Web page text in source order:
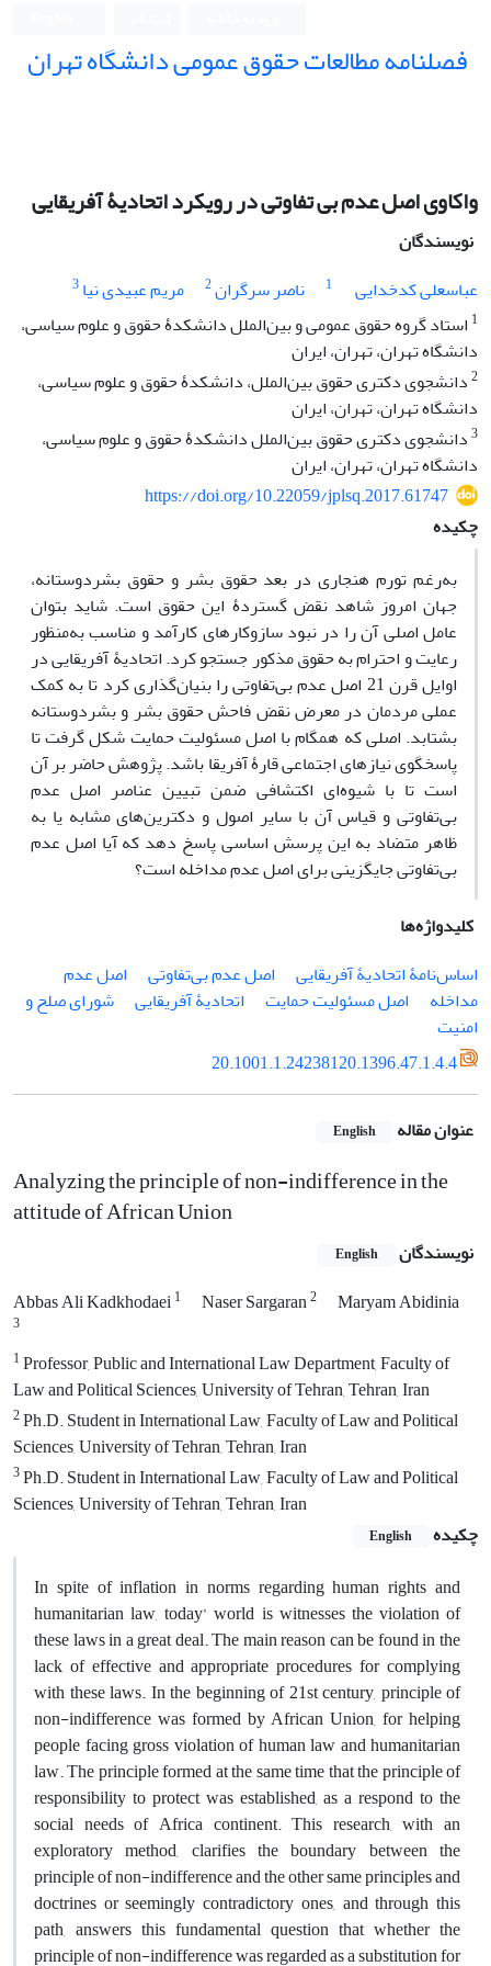
فصلنامه مطالعات حقوق عمومی دانشگاه تهران
واکاوی اصل عدم بی تفاوتی در رویکرد اتحادیۀ آفریقایی
نویسندگان
عباسعلی کدخدایی
1 ناصر سرگران2 مریم عبیدی نیا3
1 استاد گروه حقوق عمومی و بین‌الملل دانشکدۀ حقوق و علوم سیاسی،
دانشگاه تهران، تهران، ایران
2دانشجوی دکتری حقوق بین‌الملل، دانشکدۀ حقوق و علوم سیاسی،
دانشگاه تهران، تهران، ایران
3دانشجوی دکتری حقوق بین‌الملل دانشکدۀ حقوق و علوم سیاسی،
دانشگاه تهران، تهران، ایران
https://doi.org/10.22059/jplsq.2017.61747
چکیده
به‌رغم تورم هنجاری در بعد حقوق بشر و حقوق بشردوستانه،
جهان امروز شاهد نقض گستردۀ این حقوق است. شاید بتوان
عامل اصلی آن را در نبود سازوکارهای کارآمد و مناسب به‌منظور
رعایت و احترام به حقوق مذکور جستجو کرد. اتحادیۀ آفریقایی در
اوایل قرن 21 اصل عدم بی‌تفاوتی را بنیان‌گذاری کرد تا به کمک
عملی مردمان در معرض نقض فاحش حقوق بشر و بشردوستانه
بشتابد. اصلی که همگام با اصل مسئولیت حمایت شکل گرفت تا
پاسخگوی نیازهای اجتماعی قارۀ آفریقا باشد. پژوهش حاضر بر آن
است تا با شیوه‌ای اکتشافی ضمن تبیین عناصر اصل عدم
بی‌تفاوتی و قیاس آن با سایر اصول و دکترین‌های مشابه یا به
ظاهر متضاد به این پرسش اساسی پاسخ دهد که آیا اصل عدم
بی‌تفاوتی جایگزینی برای اصل عدم مداخله است؟
کلیدواژه‌ها
اساس‌نامۀ اتحادیۀ آفریقایی
اصل عدم بی‌تفاوتی
اصل عدم
مداخله
اصل مسئولیت حمایت اتحادیۀ آفریقایی
شورای صلح و
امنیت
20.1001.1.24238120.1396.47.1.4.4
عنوان مقاله English
Analyzing the principle of non-indifference in the
attitude of African Union
نویسندگان English
Abbas Ali Kadkhodaei1 Naser Sargaran2 Maryam Abidinia
3
1Professor, Public and International Law Department, Faculty of
Law and Political Sciences, University of Tehran, Tehran, Iran
2Ph.D. Student in International Law, Faculty of Law and Political
Sciences, University of Tehran, Tehran, Iran
3Ph.D. Student in International Law, Faculty of Law and Political
Sciences, University of Tehran, Tehran, Iran
چکیده
English
In spite of inflation in norms regarding human rights and
humanitarian law, today’ world is witnesses the violation of
these laws in a great deal. The main reason can be found in the
lack of effective and appropriate procedures for complying
with these laws. In the beginning of 21st century, principle of
non-indifference was formed by African Union, for helping
people facing gross violation of human law and humanitarian
law. The principle formed at the same time that the principle of
responsibility to protect was established, as a respond to the
social needs of Africa continent. This research, with an
exploratory method, clarifies the boundary between the
principle of non-indifference and the other same principles and
doctrines or seemingly contradictory ones, and through this
path, answers this fundamental question that whether the
principle of non-indifference was regarded as a substitution for